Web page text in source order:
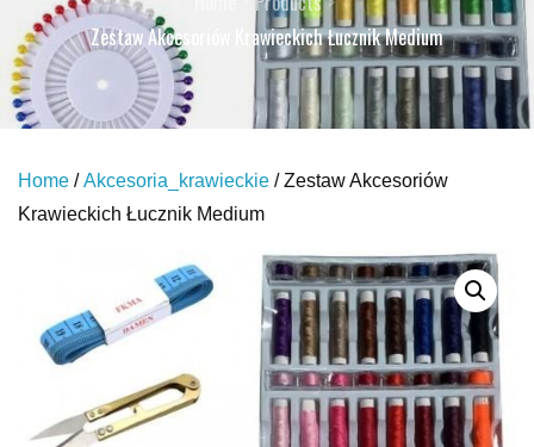
Zestaw Akcesoriów Krawieckich Łucznik Medium
Home /Akcesoria_krawieckie / Zestaw Akcesoriów
Krawieckich Łucznik Medium